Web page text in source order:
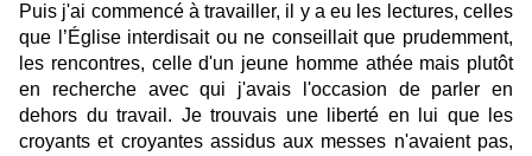
Puis j'ai commencé à travailler, il y a eu les lectures, celles
que l’Église interdisait ou ne conseillait que prudemment,
les rencontres, celle d'un jeune homme athée mais plutôt
en recherche avec qui j'avais l'occasion de parler en
dehors du travail. Je trouvais une liberté en lui que les
croyants et croyantes assidus aux messes n'avaient pas,